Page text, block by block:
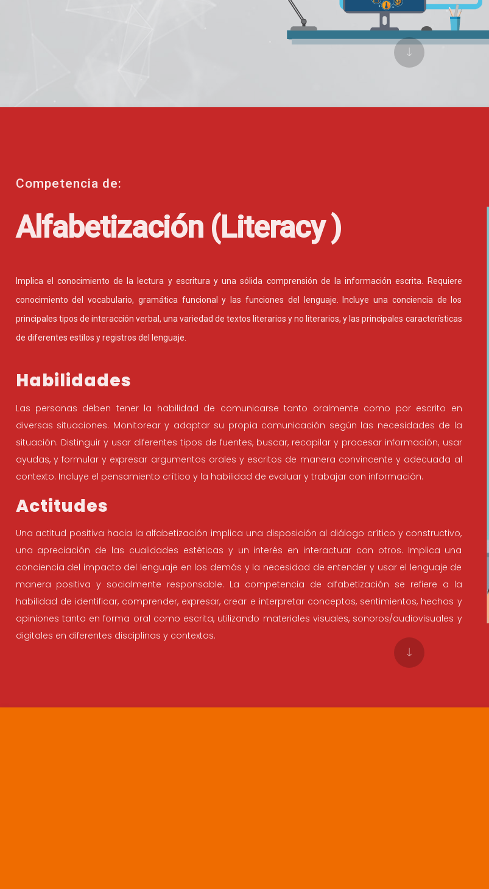
Competencia de:
Alfabetización (Literacy )
Implica el conocimiento de la lectura y escritura y una sólida comprensión de la información escrita. Requiere
conocimiento del vocabulario, gramática funcional y las funciones del lenguaje. Incluye una conciencia de los
principales tipos de interacción verbal, una variedad de textos literarios y no literarios, y las principales características
de diferentes estilos y registros del lenguaje.
Habilidades
Las personas deben tener la habilidad de comunicarse tanto oralmente como por escrito en
diversas situaciones. Monitorear y adaptar su propia comunicación según las necesidades de la
situación. Distinguir y usar diferentes tipos de fuentes, buscar, recopilar y procesar información, usar
ayudas, y formular y expresar argumentos orales y escritos de manera convincente y adecuada al
contexto. Incluye el pensamiento crítico y la habilidad de evaluar y trabajar con información.
Actitudes
Una actitud positiva hacia la alfabetización implica una disposición al diálogo crítico y constructivo,
una apreciación de las cualidades estéticas y un interés en interactuar con otros. Implica una
conciencia del impacto del lenguaje en los demás y la necesidad de entender y usar el lenguaje de
manera positiva y socialmente responsable. La competencia de alfabetización se refiere a la
habilidad de identificar, comprender, expresar, crear e interpretar conceptos, sentimientos, hechos y
opiniones tanto en forma oral como escrita, utilizando materiales visuales, sonoros/audiovisuales y
digitales en diferentes disciplinas y contextos.